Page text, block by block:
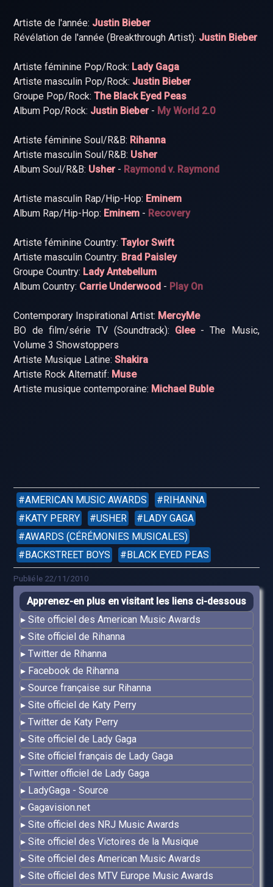
Artiste de l'année: Justin Bieber
Révélation de l'année (Breakthrough Artist): Justin Bieber
Artiste féminine Pop/Rock: Lady Gaga
Artiste masculin Pop/Rock: Justin Bieber
Groupe Pop/Rock:The Black Eyed Peas
Album Pop/Rock: Justin Bieber- My World 2.0
Artiste féminine Soul/R&B: Rihanna
Artiste masculin Soul/R&B: Usher
Album Soul/R&B: Usher- Raymond v. Raymond
Artiste masculin Rap/Hip-Hop: Eminem
Album Rap/Hip-Hop: Eminem - Recovery
Artiste féminine Country:Taylor Swift
Artiste masculin Country: Brad Paisley
Groupe Country: Lady Antebellum
Album Country: Carrie Underwood - Play On
Contemporary Inspirational Artist: MercyMe
BO de film/série TV (Soundtrack): Glee- The Music,
Volume 3 Showstoppers
Artiste Musique Latine:Shakira
Artiste Rock Alternatif: Muse
Artiste musique contemporaine: Michael Buble
AMERICAN MUSIC AWARDS
RIHANNA
KATY PERRY
USHER
LADY GAGA
AWARDS (CÉRÉMONIES MUSICALES)
BACKSTREET BOYS
BLACK EYED PEAS
Publié le 22/11/2010
Apprenez-en plus en visitant les liens ci-dessous
Site officiel des American Music Awards
Site officiel de Rihanna
Twitter de Rihanna
Facebook de Rihanna
Source française sur Rihanna
Site officiel de Katy Perry
Twitter de Katy Perry
Site officiel de Lady Gaga
Site officiel français de Lady Gaga
Twitter officiel de Lady Gaga
LadyGaga - Source
Gagavision.net
Site officiel des NRJ Music Awards
Site officiel des Victoires de la Musique
Site officiel des American Music Awards
Site officiel des MTV Europe Music Awards